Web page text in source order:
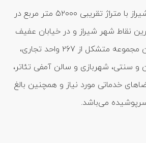
مجتمع تجاری سعدی شیراز با متراژ تقریبی ۵۲۰۰۰ متر مربع در
نقاط شهر شیراز و در خیابان عفیف
آباد واقع شده است.این مجموعه متشکل از ۲67 واحد تجاری،
و سنتی، شهربازی و سالن‌ آمفی تئاتر،
خدماتی مورد نیاز و همچنین بالغ